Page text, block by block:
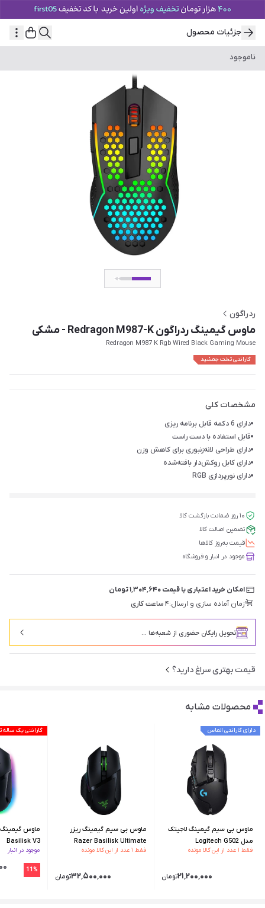
جزئیات محصول
ناموجود
ردراگون
ماوس گیمینگ ردراگون Redragon M987-K - مشکی
Redragon M987 K Rgb Wired Black Gaming Mouse
گارانتی تخت جمشید
مشخصات کلی
دارای 6 دکمه قابل برنامه ریزی
قابل استفاده با دست راست
دارای طراحی لانه‌زنبوری برای کاهش وزن
دارای کابل روکش‌دار بافته‌شده
دارای نورپردازی RGB
۱۰ روز ضمانت بازگشت کالا
تضمین اصالت کالا
قیمت‌ به‌روز کالاها
موجود در انبار و فروشگاه
امکان خرید اعتباری با قیمت ۱٬۳۰۴٬۶۴۰ تومان
زمان آماده سازی و ارسال:۴ ساعت کاری
تحویل رایگان حضوری از شعبه‌ها ...
قیمت بهتری سراغ دارید؟
محصولات مشابه
دارای گارانتی الماس
ماوس بی سیم گیمینگ لاجیتک
مدل Logitech G502
Lightspeed Wireless
فقط ۱ عدد از این کالا مونده
۲۱٬۲۰۰٬۰۰۰تومان
ماوس بی سیم گیمینگ ریزر
Razer Basilisk Ultimate
Wireless
فقط ۱ عدد از این کالا مونده
۳۲٬۵۰۰٬۰۰۰تومان
گارانتی یک
Basilisk V3
موجود در انبار
11%